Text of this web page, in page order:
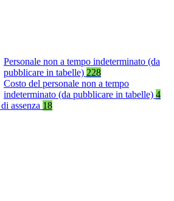
Personale non a tempo indeterminato (da
pubblicare in tabelle) 228
Costo del personale non a tempo
indeterminato (da pubblicare in tabelle) 4
assenza 18